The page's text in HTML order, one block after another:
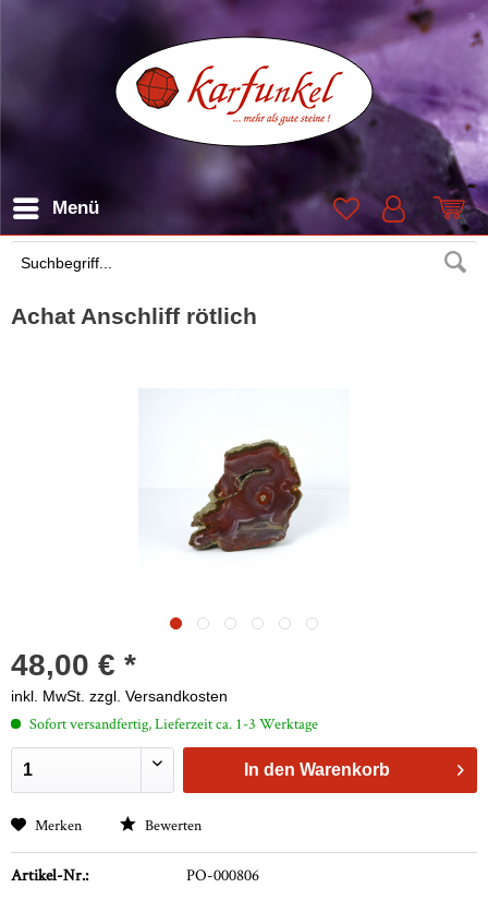
Suchen
Menü
Achat Anschliff rötlich
48,00 € *
inkl. MwSt. zzgl. Versandkosten
Sofort versandfertig, Lieferzeit ca. 1-3 Werktage
In den Warenkorb
Merken Bewerten
Artikel-Nr.: PO-000806